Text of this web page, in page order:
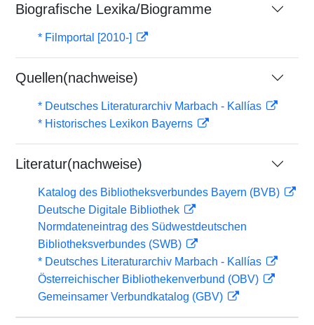
Biografische Lexika/Biogramme
* Filmportal [2010-]
Quellen(nachweise)
* Deutsches Literaturarchiv Marbach - Kallías
* Historisches Lexikon Bayerns
Literatur(nachweise)
Katalog des Bibliotheksverbundes Bayern (BVB)
Deutsche Digitale Bibliothek
Normdateneintrag des Südwestdeutschen
Bibliotheksverbundes (SWB)
* Deutsches Literaturarchiv Marbach - Kallías
Österreichischer Bibliothekenverbund (OBV)
Gemeinsamer Verbundkatalog (GBV)